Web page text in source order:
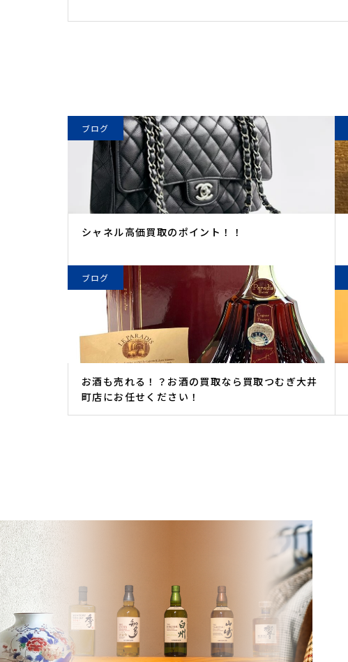
ブログ
シャネル高価買取のポイント！！
ブログ
お酒も売れる！？お酒の買取なら買取つむぎ大井
町店にお任せください！